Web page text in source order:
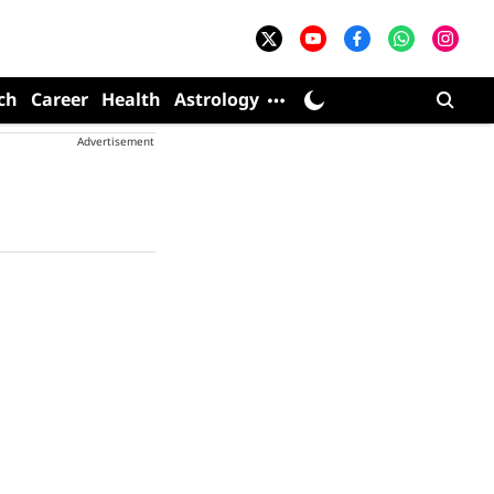
Career Health Astrology
Advertisement